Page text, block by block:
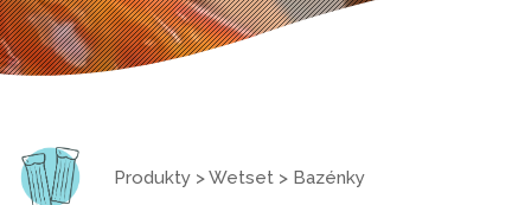
Produkty >Wetset > Bazénky